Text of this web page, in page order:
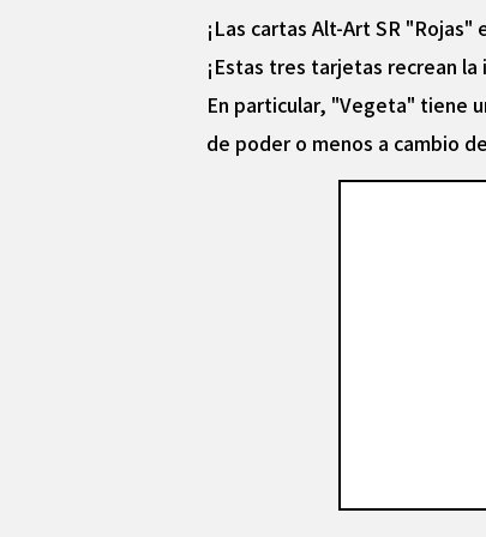
¡Las cartas Alt-Art SR
¡Estas tres tarjetas recrean
En particular, "Vegeta" tiene
de poder o menos a cambio